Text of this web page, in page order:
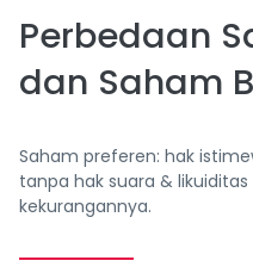
Perbedaan
dan Saham
Saham preferen: hak
tanpa hak suara &
kekurangannya.